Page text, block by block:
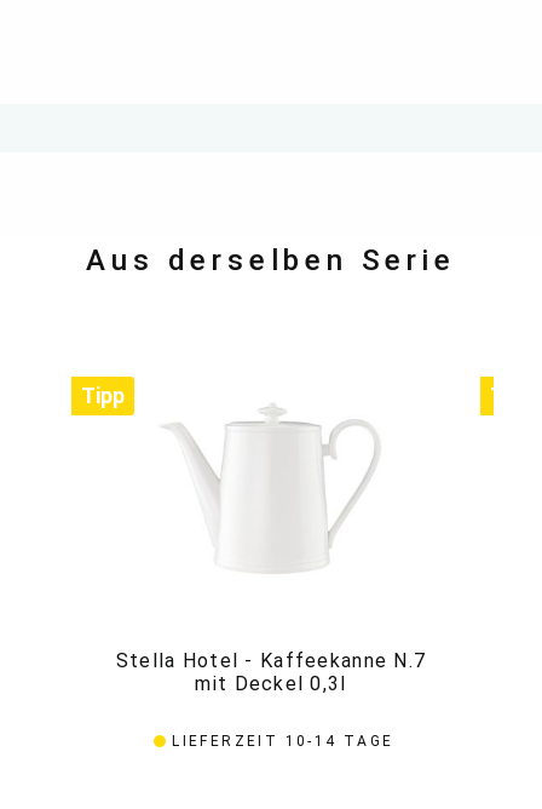
Aus derselben Serie
Tipp
Stella Hotel - Kaffeekanne N.7
mit Deckel 0,3l
LIEFERZEIT 10-14 TAGE
Tipp